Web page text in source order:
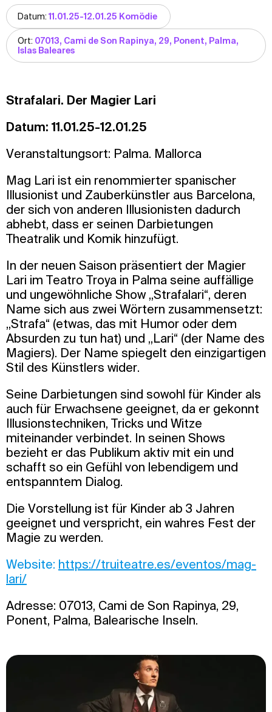
Datum:11.01.25-12.01.25 Komödie
Ort: 07013, Cami de Son Rapinya, 29, Ponent, Palma,
Islas Baleares
Strafalari. Der Magier Lari
Datum: 11.01.25-12.01.25
Veranstaltungsort: Palma. Mallorca
Mag Lari ist ein renommierter spanischer
Illusionist und Zauberkünstler aus Barcelona,
der sich von anderen Illusionisten dadurch
abhebt, dass er seinen Darbietungen
Theatralik und Komik hinzufügt.
In der neuen Saison präsentiert der Magier
Lari im Teatro Troya in Palma seine auffällige
und ungewöhnliche Show „Strafalari“, deren
Name sich aus zwei Wörtern zusammensetzt:
„Strafa“ (etwas, das mit Humor oder dem
Absurden zu tun hat) und „Lari“ (der Name des
Magiers). Der Name spiegelt den einzigartigen
Stil des Künstlers wider.
Seine Darbietungen sind sowohl für Kinder als
auch für Erwachsene geeignet, da er gekonnt
Illusionstechniken, Tricks und Witze
miteinander verbindet. In seinen Shows
bezieht er das Publikum aktiv mit ein und
schafft so ein Gefühl von lebendigem und
entspanntem Dialog.
Die Vorstellung ist für Kinder ab 3 Jahren
geeignet und verspricht, ein wahres Fest der
Magie zu werden.
Website: https://truiteatre.es/eventos/mag-
lari/
Adresse: 07013, Cami de Son Rapinya, 29,
Ponent, Palma, Balearische Inseln.